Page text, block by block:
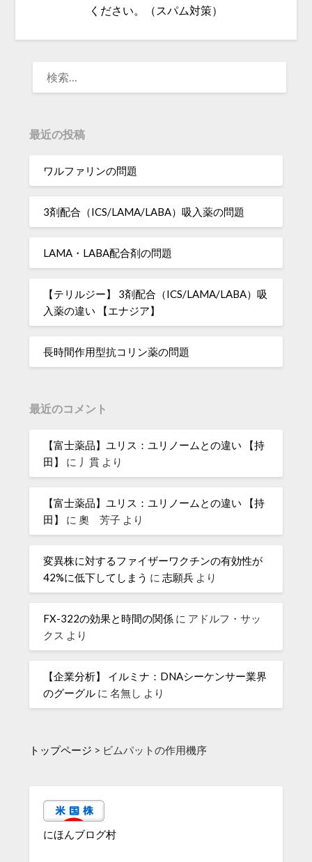
ください。（スパム対策）
最近の投稿
ワルファリンの問題
3剤配合（ICS/LAMA/LABA）吸入薬の問題
LAMA・LABA配合剤の問題
【テリルジー】 3剤配合（ICS/LAMA/LABA）吸
入薬の違い 【エナジア】
長時間作用型抗コリン薬の問題
最近のコメント
【富士薬品】ユリス：ユリノームとの違い 【持
田】
に 丿貫 より
【富士薬品】ユリス：ユリノームとの違い 【持
田】
に奧 芳子 より
変異株に対するファイザーワクチンの有効性が
42%に低下してしまう に志願兵 より
FX-322の効果と時間の関係 に アドルフ・サッ
クス より
【企業分析】 イルミナ：DNAシーケンサー業界
のグーグル に名無し より
トップページ > ビムパットの作用機序
にほんブログ村